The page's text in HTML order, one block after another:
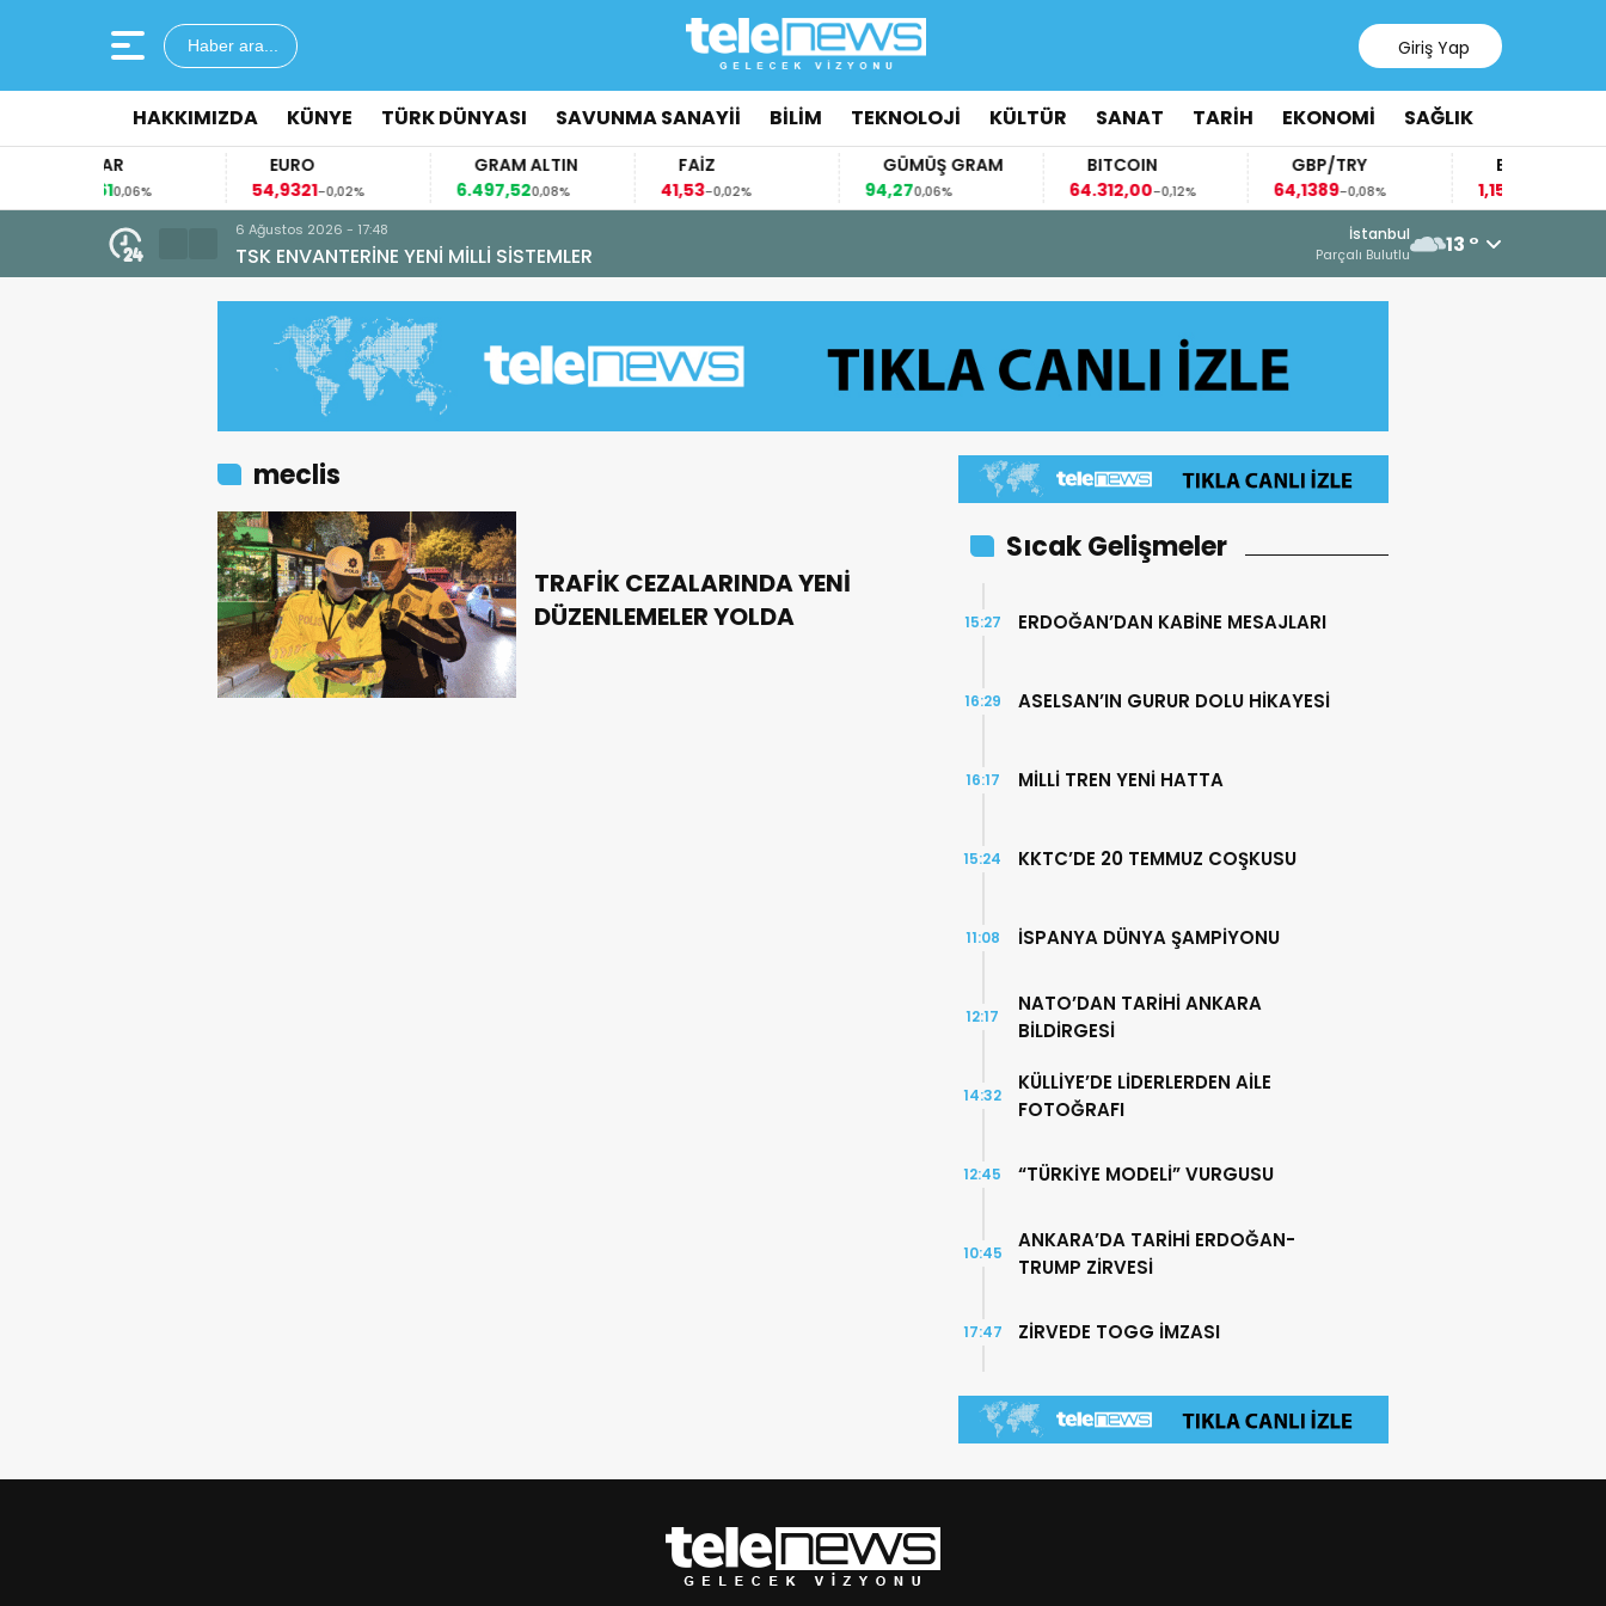
Haber ara... Giriş Yap
HAKKIMIZDA KÜNYE TÜRK DÜNYASI SAVUNMA SANAYİİ BİLİM TEKNOLOJİ KÜLTÜR SANAT TARİH EKONOMİ SAĞLIK
0,06%
54,9321-0,02%
GRAM ALTIN
6.497,520,08% -0,02%
GÜMÜŞ GRAM
94,270,06%
BITCOIN
64.312,00-0,12%
GBP/TRY
64,1389-0,08%
EUR/USD
1,1522-0,03%
6 Ağustos 2026 - 15:18
“ATEŞ KUŞLARI” GÖREVİNİ TAMAMLADI
6 Ağustos 2026 - 15:12
AZERBAYCAN’DAN
İstanbul
Parçalı Bulutlu 13 °
meclis
TRAFİK CEZALARINDA YENİ
DÜZENLEMELER YOLDA
Sıcak Gelişmeler
ERDOĞAN’DAN KABİNE MESAJLARI
15:27
ASELSAN’IN GURUR DOLU HİKAYESİ
16:29
MİLLİ TREN YENİ HATTA
16:17
KKTC’DE 20 TEMMUZ COŞKUSU
15:24
İSPANYA DÜNYA ŞAMPİYONU
11:08
NATO’DAN TARİHİ ANKARA
BİLDİRGESİ
12:17
KÜLLİYE’DE LİDERLERDEN AİLE
FOTOĞRAFI
14:32
“TÜRKİYE MODELİ” VURGUSU
12:45
ANKARA’DA TARİHİ ERDOĞAN-
TRUMP ZİRVESİ
10:45
ZİRVEDE TOGG İMZASI
17:47